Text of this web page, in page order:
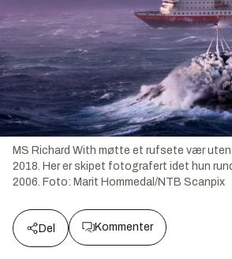
MS Richard With møtte et rufsete vær
2018. Her er skipet fotografert idet hun
2006. Foto: Marit Hommedal/NTB Scanpix
Del Kommenter